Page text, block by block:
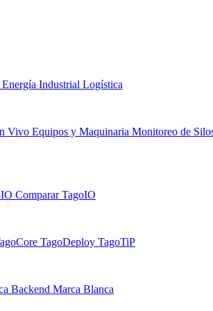
Energía Industrial Logística
Vivo Equipos y Maquinaria Monitoreo de
Comparar TagoIO
TagoDeploy TagoTiP
Backend Marca Blanca